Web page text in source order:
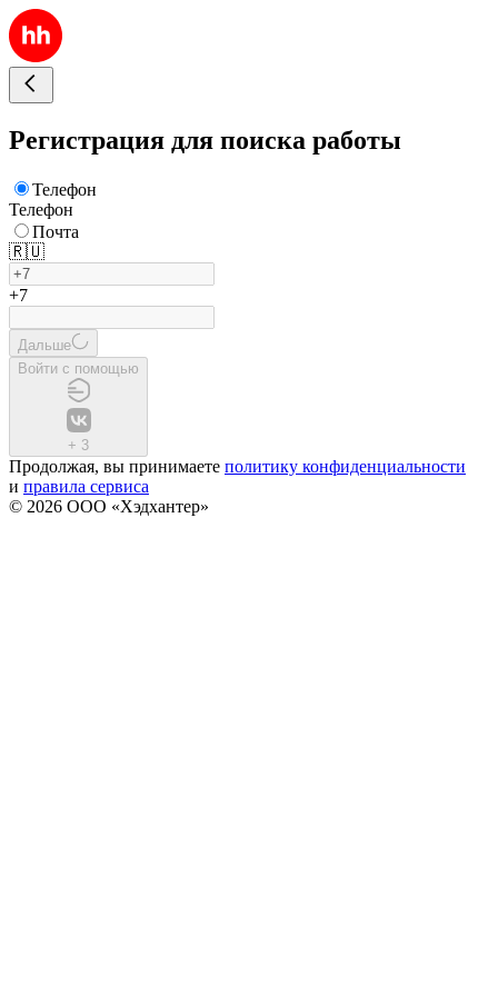
Регистрация для поиска работы
Телефон
Телефон
Почта
🇷🇺
+7
Дальше
Войти с помощью
+ 3
Продолжая, вы принимаете политику конфиденциальности
и правила сервиса
© 2026 ООО «Хэдхантер»